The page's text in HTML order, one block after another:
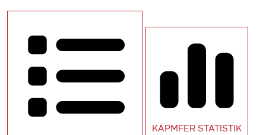
KÄPMFER STATISTIK